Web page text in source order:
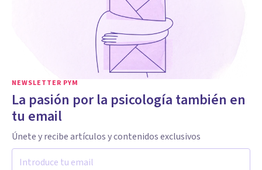
NEWSLETTER PYM
La pasión por la psicología también en
tu email
Únete y recibe artículos y contenidos exclusivos